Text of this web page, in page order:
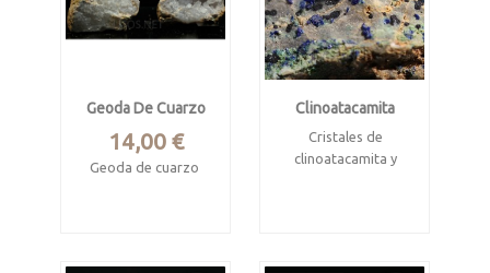
Geoda De Cuarzo
Precio
14,00 €
Geoda de cuarzo
cm
Clinoatacamita
Cristales de
clinoatacamita y